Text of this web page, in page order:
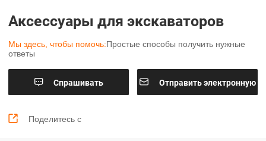
Аксессуары для экскаваторов
Мы здесь, чтобы помочь:Простые способы получить нужные
ответы
 Cпрашивать  Отправить электронную

Поделитесь с